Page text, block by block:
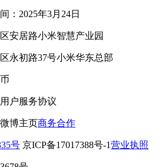
：2025年3月24日
安居路小米智慧产业园
永初路37号小米华东总部
用户服务协议
微博主页商务合作
号 京ICP备17017388号-1营业执照